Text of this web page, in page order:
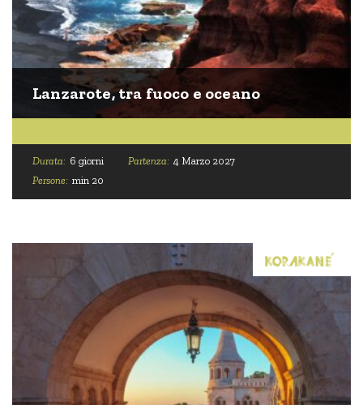
Lanzarote, tra fuoco e oceano
Durata: 6 giorni Partenza: 4 Marzo 2027
Persone: min 20